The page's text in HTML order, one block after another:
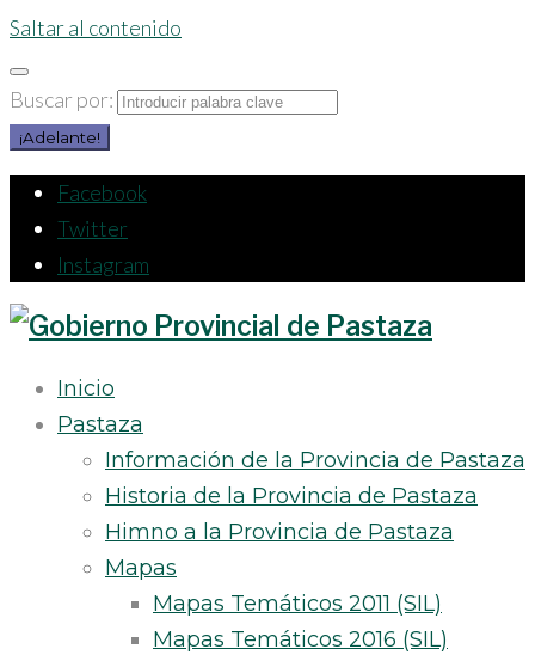
Saltar al contenido
Buscar por:
¡Adelante!
Facebook
Twitter
Instagram
Inicio
Pastaza
Información de la Provincia de Pastaza
Historia de la Provincia de Pastaza
Himno a la Provincia de Pastaza
Mapas
Mapas Temáticos 2011 (SIL)
Mapas Temáticos 2016 (SIL)